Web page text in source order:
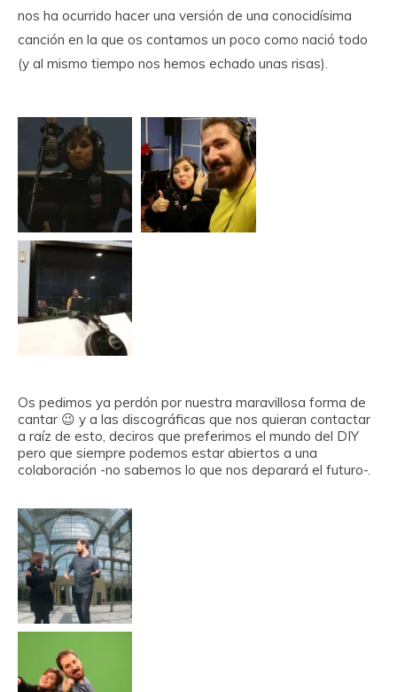
nos ha ocurrido hacer una versión de una conocidísima
canción en la que os contamos un poco como nació todo
(y al mismo tiempo nos hemos echado unas risas).
Os pedimos ya perdón por nuestra maravillosa forma de
cantar 😉 y a las discográficas que nos quieran contactar
a raíz de esto, deciros que preferimos el mundo del DIY
pero que siempre podemos estar abiertos a una
colaboración -no sabemos lo que nos deparará el futuro-.